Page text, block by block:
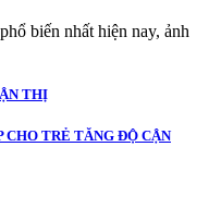
biến nhất hiện nay, ảnh
THỊ
CHO TRẺ TĂNG ĐỘ CẬN